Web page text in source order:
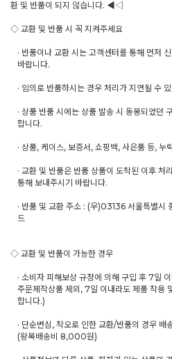
환 및 반품이 되지 않습니다. ◀◁
◇ 교환 및 반품 시 꼭 지켜주세요
· 반품이나 교환 시는 고객센터를 통해 먼저
바랍니다.
· 임의로 반품하시는 경우 처리가 지연될 수
· 상품 반품 시에는 상품 발송 시 동봉되었던
합니다.
· 상품, 케이스, 보증서, 쇼핑백, 사은품 등,
· 교환 및 반품은 반품 상품이 도착된 이후
통해 보내주시기 바랍니다.
· 반품 및 교환 주소 : (우)03136 서울특별시
드
◇ 교환 및 반품이 가능한 경우
· 소비자 피해보상 규정에 의해 구입 후 7일
주문제작상품 제외, 7일 이내라도 제품 착용
합니다.)
· 단순변심, 착오로 인한 교환/반품의 경우 배
(왕복배송비 8,000원)